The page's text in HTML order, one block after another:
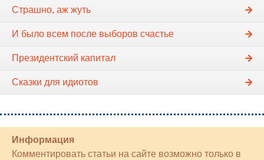
Страшно, аж жуть
И было всем после выборов счастье
Президентский капитал
Сказки для идиотов
Информация
Комментировать статьи на сайте возможно только в